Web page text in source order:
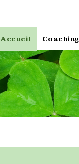
Accueil Coaching